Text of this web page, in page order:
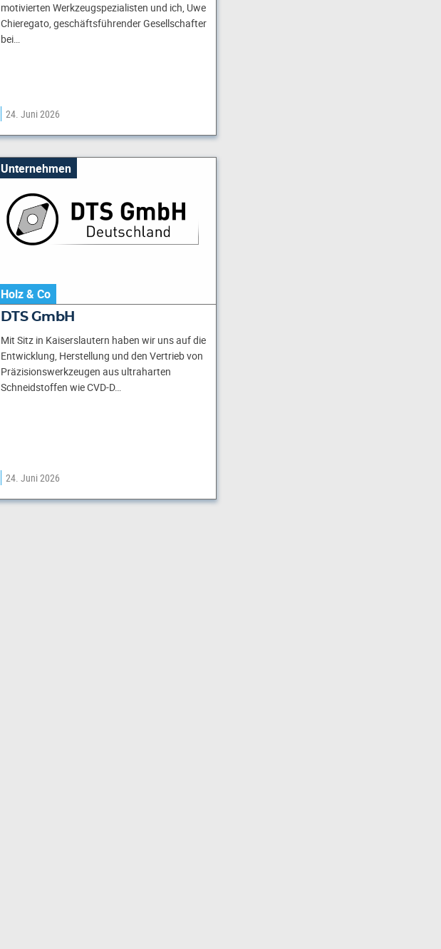
motivierten Werkzeugspezialisten und ich, Uwe
Chieregato, geschäftsführender Gesellschafter
bei…
24. Juni 2026
Unternehmen
Holz & Co
DTS GmbH
Mit Sitz in Kaiserslautern haben wir uns auf die
Entwicklung, Herstellung und den Vertrieb von
Präzisionswerkzeugen aus ultraharten
Schneidstoffen wie CVD-D…
24. Juni 2026